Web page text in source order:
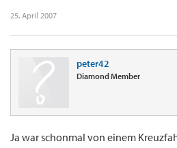
25. April 2007
peter42
Diamond Member
Ja war schonmal von einem